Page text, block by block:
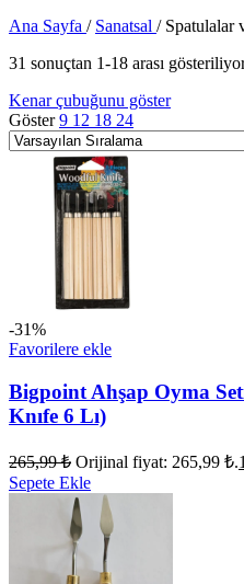
Ana Sayfa / Sanatsal / Spatulalar
31 sonuçtan 1-18 arası
Kenar çubuğunu göster
Göster9 12 18 24
-31%
Favorilere ekle
Bigpoint Ahşap Oyma
Knıfe 6 Lı)
265,99₺ Orijinal fiyat: 265,99 ₺.
Sepete Ekle